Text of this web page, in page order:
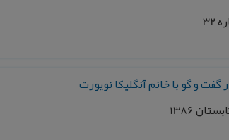
و گو با خانم آنگلیکا نویورت